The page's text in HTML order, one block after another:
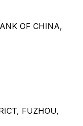
OF CHINA,
FUZHOU,